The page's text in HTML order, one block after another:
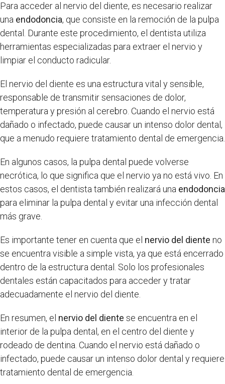
Para acceder al nervio del diente, es necesario realizar
una endodoncia, que consiste en la remoción de la pulpa
dental. Durante este procedimiento, el dentista utiliza
herramientas especializadas para extraer el nervio y
limpiar el conducto radicular.
El nervio del diente es una estructura vital y sensible,
responsable de transmitir sensaciones de dolor,
temperatura y presión al cerebro. Cuando el nervio está
dañado o infectado, puede causar un intenso dolor dental,
que a menudo requiere tratamiento dental de emergencia.
En algunos casos, la pulpa dental puede volverse
necrótica, lo que significa que el nervio ya no está vivo. En
estos casos, el dentista también realizará una endodoncia
para eliminar la pulpa dental y evitar una infección dental
más grave.
Es importante tener en cuenta que el nervio del diente no
se encuentra visible a simple vista, ya que está encerrado
dentro de la estructura dental. Solo los profesionales
dentales están capacitados para acceder y tratar
adecuadamente el nervio del diente.
En resumen, el nervio del diente se encuentra en el
interior de la pulpa dental, en el centro del diente y
rodeado de dentina. Cuando el nervio está dañado o
infectado, puede causar un intenso dolor dental y requiere
tratamiento dental de emergencia.